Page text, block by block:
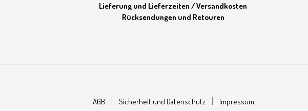
Lieferung und Lieferzeiten / Versandkosten
Rücksendungen und Retouren
AGB Sicherheit und Datenschutz Impressum